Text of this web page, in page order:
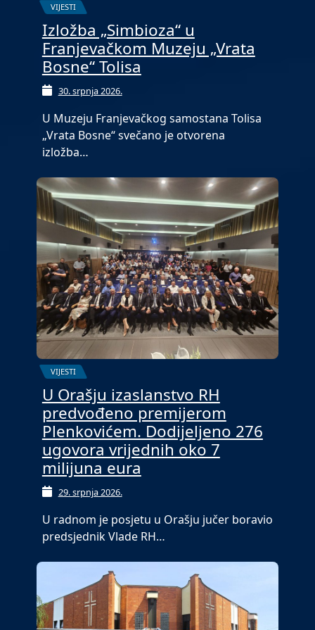
VIJESTI
Izložba „Simbioza“ u
Franjevačkom Muzeju „Vrata
Bosne“ Tolisa
30. srpnja 2026.
U Muzeju Franjevačkog samostana Tolisa
„Vrata Bosne“ svečano je otvorena
izložba…
VIJESTI
U Orašju izaslanstvo RH
predvođeno premijerom
Plenkovićem. Dodijeljeno 276
ugovora vrijednih oko 7
milijuna eura
29. srpnja 2026.
U radnom je posjetu u Orašju jučer boravio
predsjednik Vlade RH…